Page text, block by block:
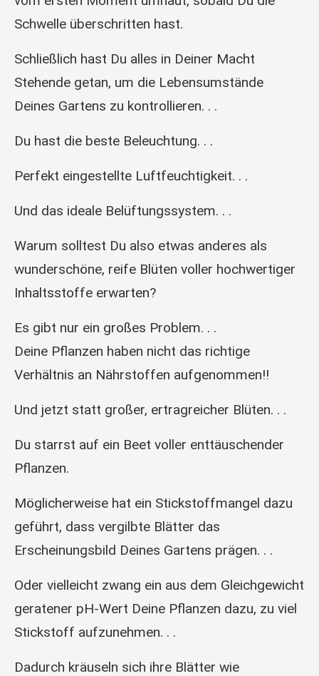
Schwelle überschritten hast.
Schließlich hast Du alles in Deiner Macht
Stehende getan, um die Lebensumstände
Deines Gartens zu kontrollieren. . .
Du hast die beste Beleuchtung. . .
Perfekt eingestellte Luftfeuchtigkeit. . .
Und das ideale Belüftungssystem. . .
Warum solltest Du also etwas anderes als
wunderschöne, reife Blüten voller hochwertiger
Inhaltsstoffe erwarten?
Es gibt nur ein großes Problem. . .
Deine Pflanzen haben nicht das richtige
Verhältnis an Nährstoffen aufgenommen!!
Und jetzt statt großer, ertragreicher Blüten. . .
Du starrst auf ein Beet voller enttäuschender
Pflanzen.
Möglicherweise hat ein Stickstoffmangel dazu
geführt, dass vergilbte Blätter das
Erscheinungsbild Deines Gartens prägen. . .
Oder vielleicht zwang ein aus dem Gleichgewicht
geratener pH-Wert Deine Pflanzen dazu, zu viel
Stickstoff aufzunehmen. . .
Dadurch kräuseln sich ihre Blätter wie